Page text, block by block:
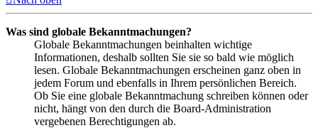
Was sind globale Bekanntmachungen?
Globale Bekanntmachungen beinhalten wichtige
Informationen, deshalb sollten Sie sie so bald wie möglich
lesen. Globale Bekanntmachungen erscheinen ganz oben in
jedem Forum und ebenfalls in Ihrem persönlichen Bereich.
Ob Sie eine globale Bekanntmachung schreiben können oder
nicht, hängt von den durch die Board-Administration
vergebenen Berechtigungen ab.